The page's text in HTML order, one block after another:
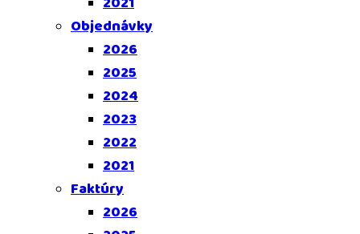
Objednávky
2026
2025
2024
2023
2022
2021
Faktúry
2026